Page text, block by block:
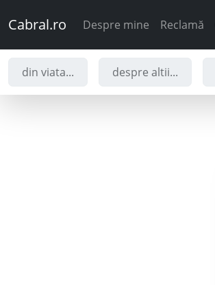
Cabral.ro Despre mine Reclamă
din viata... despre altii...